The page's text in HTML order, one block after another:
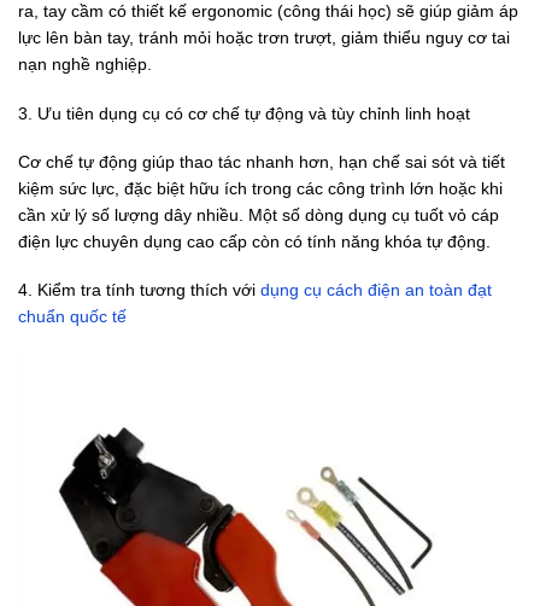
ra, tay cầm có thiết kế ergonomic (công thái học) sẽ giúp giảm áp
lực lên bàn tay, tránh mỏi hoặc trơn trượt, giảm thiểu nguy cơ tai
nạn nghề nghiệp.
3. Ưu tiên dụng cụ có cơ chế tự động và tùy chỉnh linh hoạt
Cơ chế tự động giúp thao tác nhanh hơn, hạn chế sai sót và tiết
kiệm sức lực, đặc biệt hữu ích trong các công trình lớn hoặc khi
cần xử lý số lượng dây nhiều. Một số dòng dụng cụ tuốt vỏ cáp
điện lực chuyên dụng cao cấp còn có tính năng khóa tự động.
4. Kiểm tra tính tương thích với dụng cụ cách điện an toàn đạt
chuẩn quốc tế